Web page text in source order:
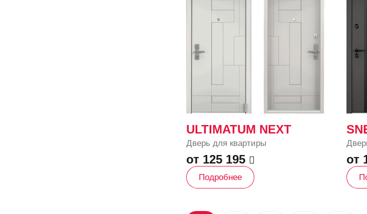
ULTIMATUM NEXT
Дверь для квартиры
от 125 195
Подробнее
от